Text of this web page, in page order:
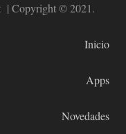
| Copyright © 2021.
Inicio
Apps
Novedades